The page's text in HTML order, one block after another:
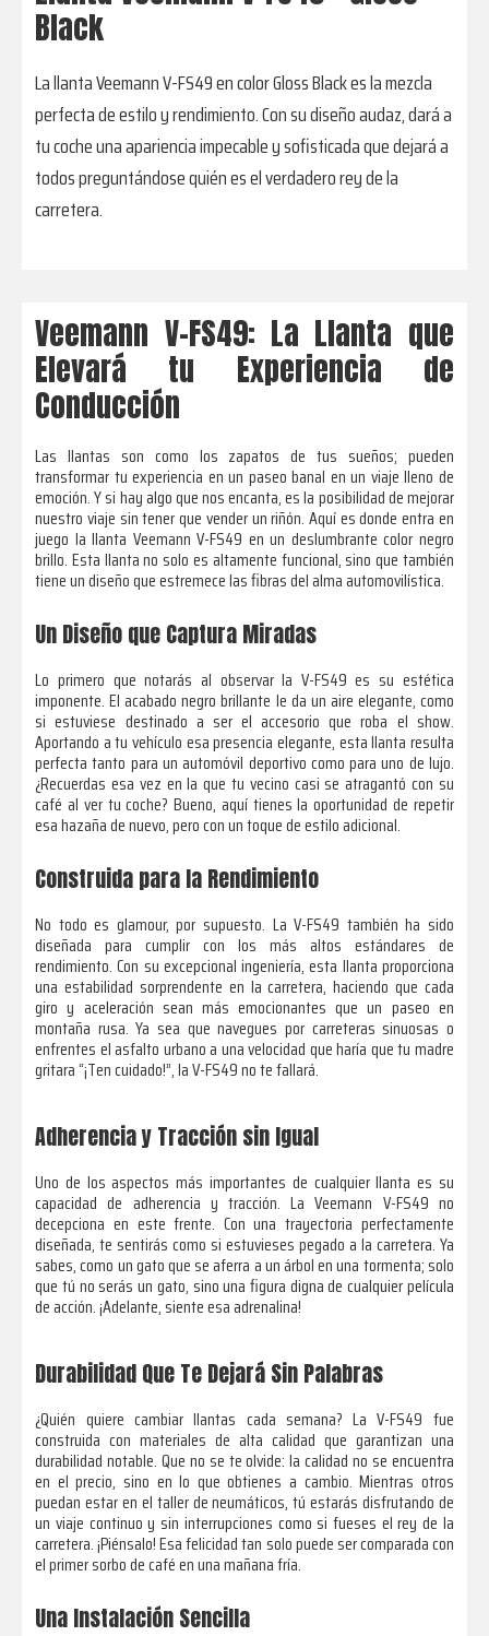
Black
La llanta Veemann V-FS49 en color Gloss Black es la mezcla
perfecta de estilo y rendimiento. Con su diseño audaz, dará a
tu coche una apariencia impecable y sofisticada que dejará a
todos preguntándose quién es el verdadero rey de la
carretera.
Veemann V-FS49: La Llanta que
Elevará tu Experiencia de
Conducción
Las llantas son como los zapatos de tus sueños; pueden
transformar tu experiencia en un paseo banal en un viaje lleno de
emoción. Y si hay algo que nos encanta, es la posibilidad de mejorar
nuestro viaje sin tener que vender un riñón. Aquí es donde entra en
juego la llanta Veemann V-FS49 en un deslumbrante color negro
brillo. Esta llanta no solo es altamente funcional, sino que también
tiene un diseño que estremece las fibras del alma automovilística.
Un Diseño que Captura Miradas
Lo primero que notarás al observar la V-FS49 es su estética
imponente. El acabado negro brillante le da un aire elegante, como
si estuviese destinado a ser el accesorio que roba el show.
Aportando a tu vehículo esa presencia elegante, esta llanta resulta
perfecta tanto para un automóvil deportivo como para uno de lujo.
¿Recuerdas esa vez en la que tu vecino casi se atragantó con su
café al ver tu coche? Bueno, aquí tienes la oportunidad de repetir
esa hazaña de nuevo, pero con un toque de estilo adicional.
Construida para la Rendimiento
No todo es glamour, por supuesto. La V-FS49 también ha sido
diseñada para cumplir con los más altos estándares de
rendimiento. Con su excepcional ingeniería, esta llanta proporciona
una estabilidad sorprendente en la carretera, haciendo que cada
giro y aceleración sean más emocionantes que un paseo en
montaña rusa. Ya sea que navegues por carreteras sinuosas o
enfrentes el asfalto urbano a una velocidad que haría que tu madre
gritara “¡Ten cuidado!”, la V-FS49 no te fallará.
Adherencia y Tracción sin Igual
Uno de los aspectos más importantes de cualquier llanta es su
capacidad de adherencia y tracción. La Veemann V-FS49 no
decepciona en este frente. Con una trayectoria perfectamente
diseñada, te sentirás como si estuvieses pegado a la carretera. Ya
sabes, como un gato que se aferra a un árbol en una tormenta; solo
que tú no serás un gato, sino una figura digna de cualquier película
de acción. ¡Adelante, siente esa adrenalina!
Durabilidad Que Te Dejará Sin Palabras
¿Quién quiere cambiar llantas cada semana? La V-FS49 fue
construida con materiales de alta calidad que garantizan una
durabilidad notable. Que no se te olvide: la calidad no se encuentra
en el precio, sino en lo que obtienes a cambio. Mientras otros
puedan estar en el taller de neumáticos, tú estarás disfrutando de
un viaje continuo y sin interrupciones como si fueses el rey de la
carretera. ¡Piénsalo! Esa felicidad tan solo puede ser comparada con
el primer sorbo de café en una mañana fría.
Una Instalación Sencilla